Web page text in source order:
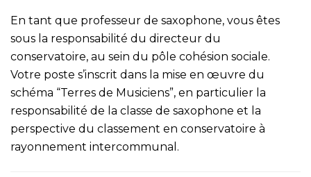
En tant que professeur de saxophone, vous êtes
sous la responsabilité du directeur du
conservatoire, au sein du pôle cohésion sociale.
Votre poste s’inscrit dans la mise en œuvre du
schéma “Terres de Musiciens”, en particulier la
responsabilité de la classe de saxophone et la
perspective du classement en conservatoire à
rayonnement intercommunal.